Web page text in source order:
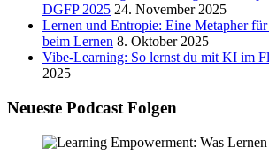
DGFP 2025 24. November 2025
Lernen und Entropie: Eine Metapher
beim Lernen 8. Oktober 2025
Vibe-Learning: So lernst du mit KI im
2025
Neueste Podcast Folgen